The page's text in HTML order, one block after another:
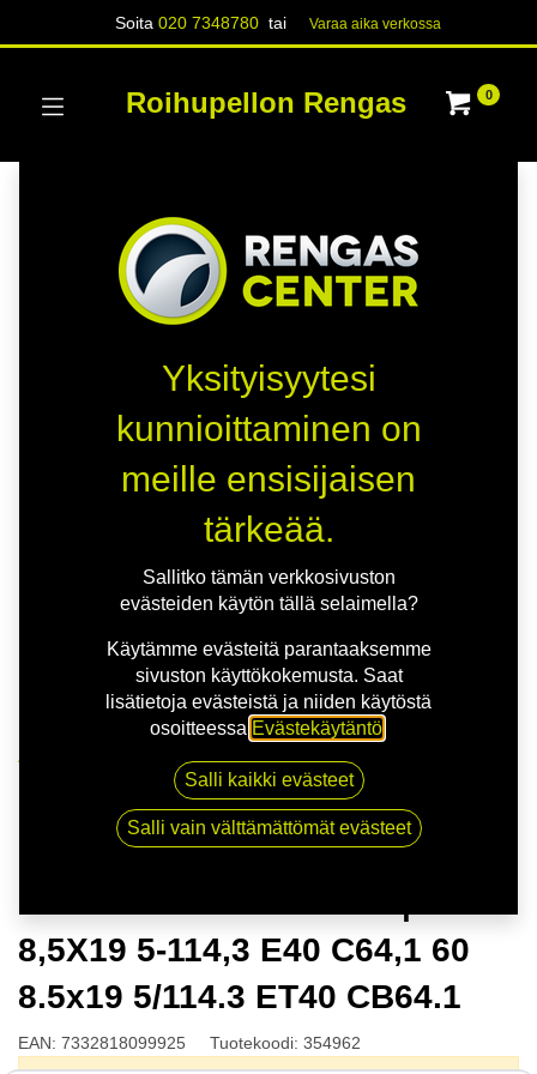
Soita020 7348780 tai Varaa aika verk​​​​ossa
Roihupellon Rengas 0
NITRO AERO FF G.BLK | 8,5X19 5-114,3 E40 C64,1 60
8.5x19 5/114.3 ET40 CB64.1
8,5X19 5-114,3 E40 C64,1 60
8.5x19 5/114.3 ET40 CB64.1
EAN: 7332818099925 Tuotekoodi: 354962
Yksityisyytesi
kunnioittaminen on
meille ensisijaisen
tärkeää.
Sallitko tämän verkkosivuston
evästeiden käytön tällä selaimella?
Käytämme evästeitä parantaaksemme
sivuston käyttökokemusta. Saat
lisätietoja evästeistä ja niiden käytöstä
osoitteessa Evästekäytäntö
Salli kaikki evästeet
Salli vain välttämättömät evästeet